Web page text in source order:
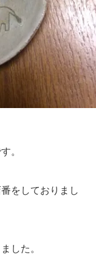
。
をしておりまし
した。